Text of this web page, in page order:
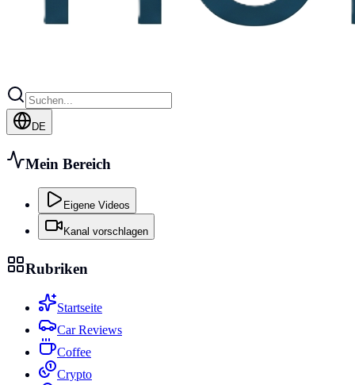
DE
Mein Bereich
Eigene Videos
Kanal vorschlagen
Rubriken
Startseite
Car Reviews
Coffee
Crypto